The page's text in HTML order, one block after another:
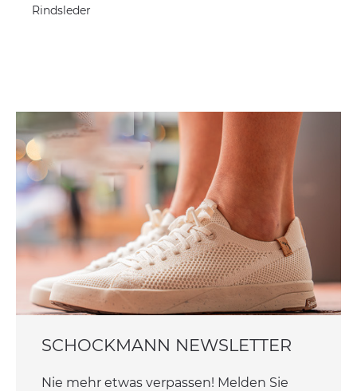
Rindsleder
SCHOCKMANN NEWSLETTER
Nie mehr etwas verpassen! Melden Sie